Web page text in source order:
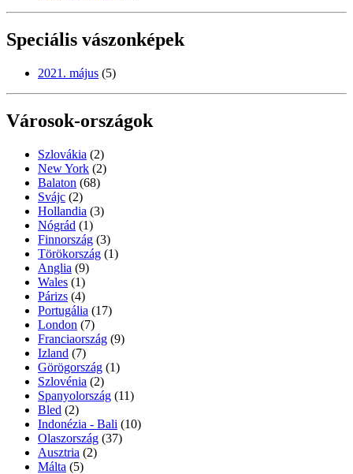
Speciális vászonképek
2021. május (5)
Városok-országok
Szlovákia (2)
New York (2)
Balaton (68)
Svájc (2)
Hollandia (3)
Nógrád (1)
Finnország (3)
Törökország (1)
Anglia (9)
Wales (1)
Párizs (4)
Portugália (17)
London (7)
Franciaország (9)
Izland (7)
Görögország (1)
Szlovénia (2)
Spanyolország (11)
Bled (2)
Indonézia - Bali (10)
Olaszország (37)
Ausztria (2)
Málta (5)